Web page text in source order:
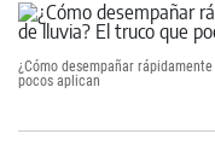
¿Cómo desempañar
pocos aplican